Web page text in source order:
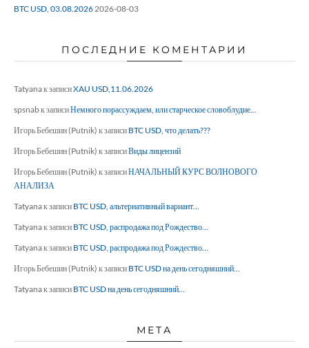
BTC USD, 03.08.2026 2026-08-03
ПОСЛЕДНИЕ КОМЕНТАРИИ
Tatyanaк записиXAU USD,11.06.2026
spsnabк записиНемного порассуждаем, или старческое словоблудие…
Игорь Бебешин (Putnik) к записи BTC USD, что делать???
Игорь Бебешин (Putnik) к записиВиды лицензий
Игорь Бебешин (Putnik) к записиНАЧАЛЬНЫЙ КУРС ВОЛНОВОГО
АНАЛИЗА
Tatyanaк записи BTC USD, альтернативный вариант…
Tatyanaк записи BTC USD, распродажа под Рождество…
Tatyanaк записи BTC USD, распродажа под Рождество…
Игорь Бебешин (Putnik) к записи BTC USD на день сегодняшний…
Tatyanaк записи BTC USD на день сегодняшний…
МЕТА